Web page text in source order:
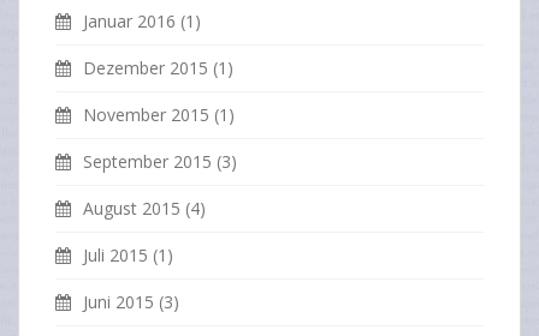
Januar 2016 (1)
Dezember 2015 (1)
November 2015 (1)
September 2015 (3)
August 2015 (4)
Juli 2015 (1)
Juni 2015 (3)